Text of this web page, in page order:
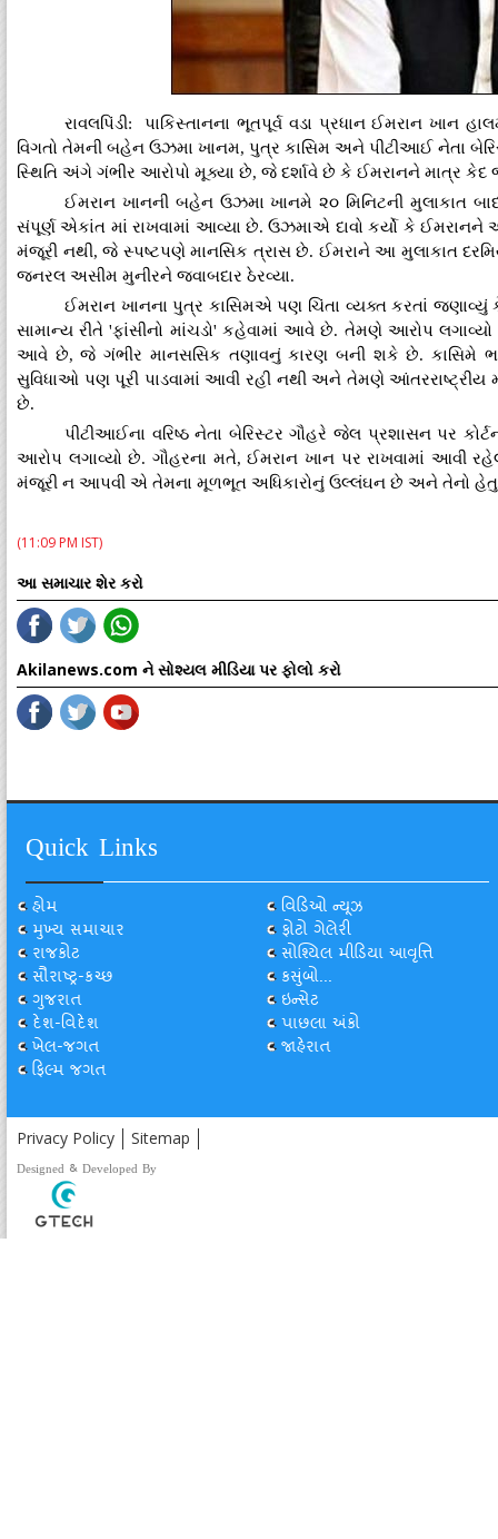
રાવલપિંડી: પાકિસ્તાનના ભૂતપૂર્વ વડા પ્રધાન ઈમરાન ખાન
વિગતો તેમની બહેન ઉઝમા ખાનમ, પુત્ર કાસિમ અને પીટીઆઈ નેતા
સ્થિતિ અંગે ગંભીર આરોપો મૂક્યા છે, જે દર્શાવે છે કે ઈમરાનને માત્ર
ઈમરાન ખાનની બહેન ઉઝમા ખાનમે ૨૦ મિનિટની મુલાકાત
સંપૂર્ણ એકાંત માં રાખવામાં આવ્યા છે. ઉઝમાએ દાવો કર્યો કે
મંજૂરી નથી, જે સ્પષ્ટપણે માનસિક ત્રાસ છે. ઈમરાને આ મુલાકાત
જનરલ અસીમ મુનીરને જવાબદાર ઠેરવ્યા.
ઈમરાન ખાનના પુત્ર કાસિમએ પણ ચિંતા વ્યક્ત કરતાં
સામાન્ય રીતે 'ફાંસીનો માંચડો' કહેવામાં આવે છે. તેમણે આરોપ
આવે છે, જે ગંભીર માનસસિક તણાવનું કારણ બની શકે છે. કાસિમે
સુવિધાઓ પણ પૂરી પાડવામાં આવી રહી નથી અને તેમણે આંતરરાષ્ટ્રીય
છે.
પીટીઆઈના વરિષ્ઠ નેતા બેરિસ્ટર ગૌહરે જેલ પ્રશાસન પર
આરોપ લગાવ્યો છે. ગૌહરના મતે, ઈમરાન ખાન પર રાખવામાં આવી
મંજૂરી ન આપવી એ તેમના મૂળભૂત અધિકારોનું ઉલ્લંઘન છે અને તેનો હેતુ
(11:09 PM IST)
આ સમાચાર શેર કરો
Akilanews.com ને સોશ્યલ મીડિયા પર ફોલો કરો
Quick Links
હોમ
મુખ્ય સમાચાર
રાજકોટ
સૌરાષ્ટ્ર-કચ્છ
ગુજરાત
દેશ-વિદેશ
ખેલ-જગત
ફિલ્મ જગત
વિડિઓ ન્યૂઝ
ફોટો ગેલેરી
સોશ્યિલ મીડિયા આવૃત્તિ
કસુંબો...
ઇન્સેટ
પાછલા અંકો
જાહેરાત
Privacy Policy Sitemap
Designed & Developed By